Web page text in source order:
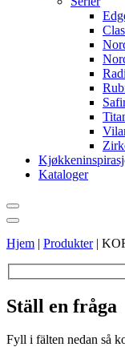
Kataloger
Hjem | Produkter|
Ställ en fråga
Fyll i fälten nedan så